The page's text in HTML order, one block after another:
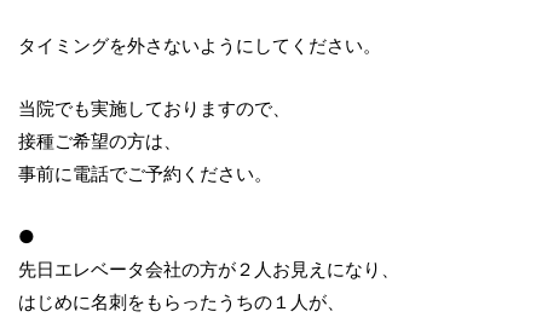
タイミングを外さないようにしてください。
当院でも実施しておりますので、
接種ご希望の方は、
事前に電話でご予約ください。
●
先日エレベータ会社の方が２人お見えになり、
はじめに名刺をもらったうちの１人が、